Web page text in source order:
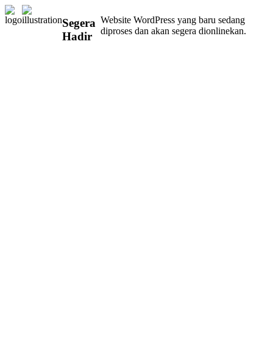
Segera
Hadir
Website WordPress yang baru sedang
diproses dan akan segera dionlinekan.